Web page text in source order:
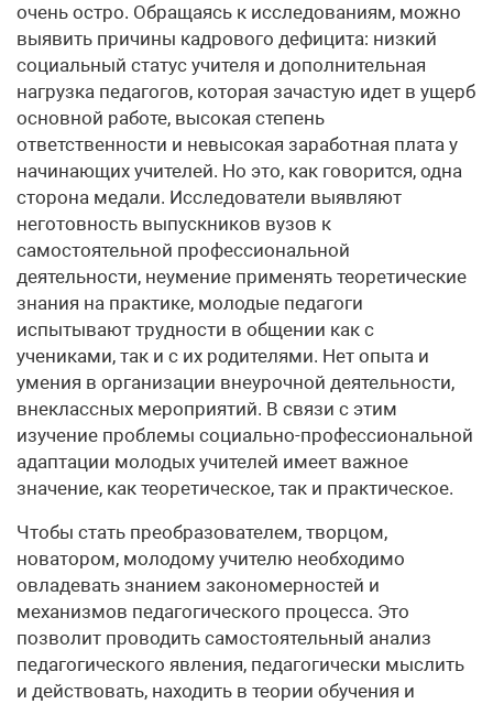
очень остро. Обращаясь к исследованиям, можно
выявить причины кадрового дефицита: низкий
социальный статус учителя и дополнительная
нагрузка педагогов, которая зачастую идет в ущерб
основной работе, высокая степень
ответственности и невысокая заработная плата у
начинающих учителей. Но это, как говорится, одна
сторона медали. Исследователи выявляют
неготовность выпускников вузов к
самостоятельной профессиональной
деятельности, неумение применять теоретические
знания на практике, молодые педагоги
испытывают трудности в общении как с
учениками, так и с их родителями. Нет опыта и
умения в организации внеурочной деятельности,
внеклассных мероприятий. В связи с этим
изучение проблемы социально-профессиональной
адаптации молодых учителей имеет важное
значение, как теоретическое, так и практическое.
Чтобы стать преобразователем, творцом,
новатором, молодому учителю необходимо
овладевать знанием закономерностей и
механизмов педагогического процесса. Это
позволит проводить самостоятельный анализ
педагогического явления, педагогически мыслить
и действовать, находить в теории обучения и